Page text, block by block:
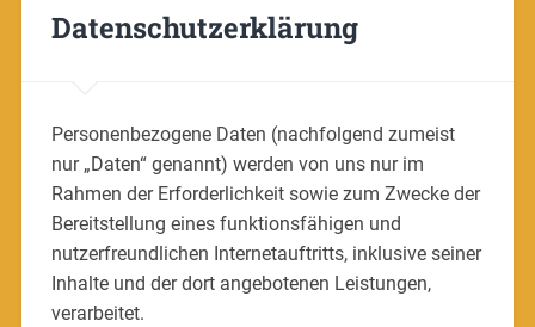
Datenschutzerklärung
Personenbezogene Daten (nachfolgend zumeist
nur „Daten“ genannt) werden von uns nur im
Rahmen der Erforderlichkeit sowie zum Zwecke der
Bereitstellung eines funktionsfähigen und
nutzerfreundlichen Internetauftritts, inklusive seiner
Inhalte und der dort angebotenen Leistungen,
verarbeitet.